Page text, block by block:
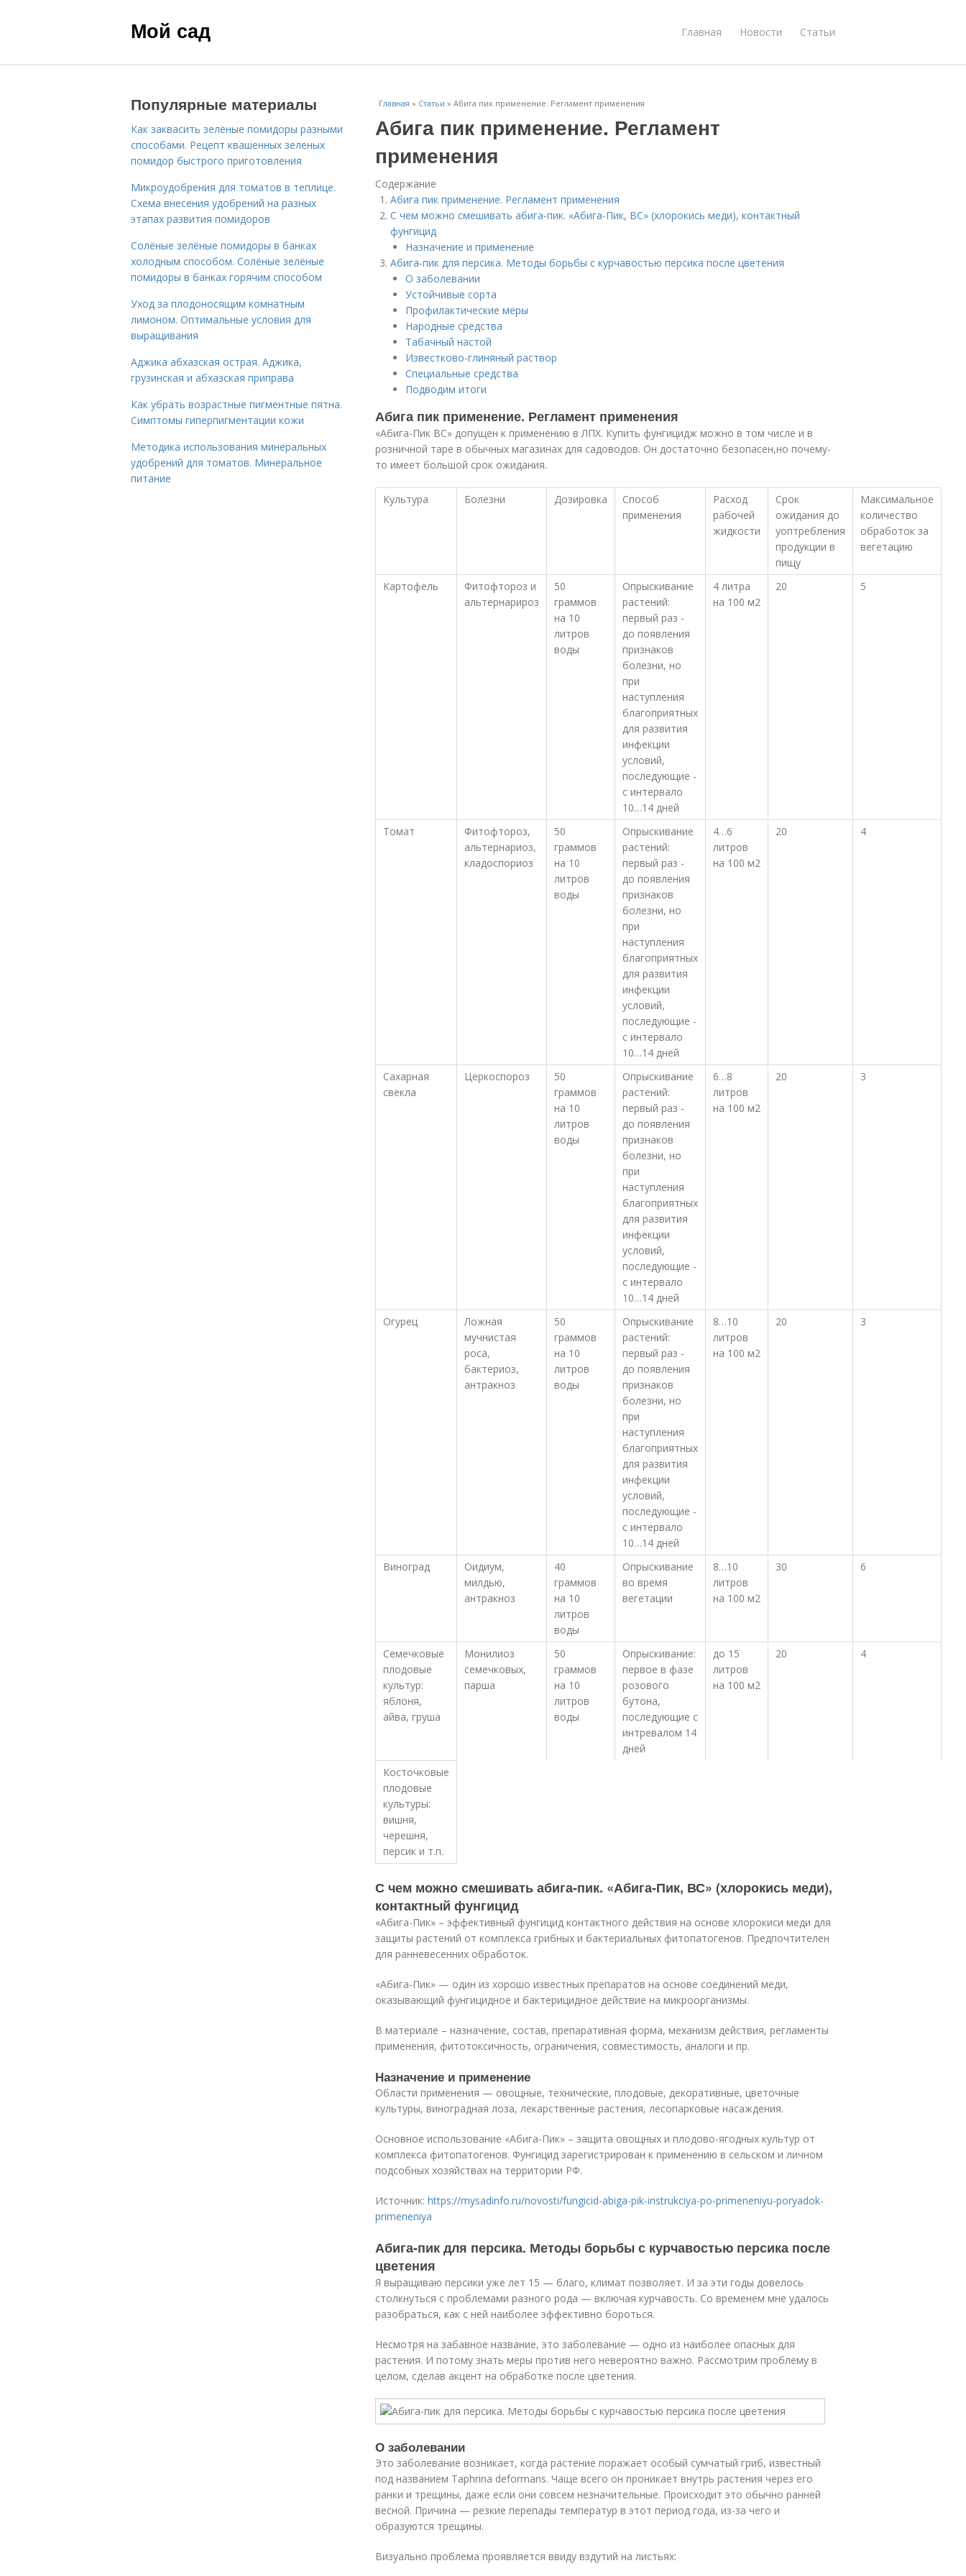
Мой сад Главная Новости Статьи
Главная » Статьи » Абига пик применение. Регламент применения
Абига пик применение. Регламент
применения
Содержание
Абига пик применение. Регламент применения
С чем можно смешивать абига-пик. «Абига-Пик, ВС» (хлорокись меди), контактный
фунгицид
Назначение и применение
Абига-пик для персика. Методы борьбы с курчавостью персика после цветения
О заболевании
Устойчивые сорта
Профилактические меры
Народные средства
Табачный настой
Известково-глиняный раствор
Специальные средства
Подводим итоги
Абига пик применение. Регламент применения
«Абига-Пик ВС» допущен к применению в ЛПХ. Купить фунгицидж можно в том числе и в
розничной таре в обычных магазинах для садоводов. Он достаточно безопасен,но почему-
то имеет большой срок ожидания.
Культура Болезни Дозировка
Способ
применения
Расход
рабочей
жидкости
Срок
ожидания до
уоптребления
продукции в
пищу
Максимальное
количество
обработок за
вегетацию
Картофель
Фитофтороз и
альтернарироз
50
граммов
на 10
литров
воды
Опрыскивание
растений:
первый раз -
до появления
признаков
болезни, но
при
наступления
благоприятных
для развития
инфекции
условий,
последующие -
с интервало
10…14 дней
4 литра
на 100 м2
20 5
Томат
Фитофтороз,
альтернариоз,
кладоспориоз
50
граммов
на 10
литров
воды
Опрыскивание
растений:
первый раз -
до появления
признаков
болезни, но
при
наступления
благоприятных
для развития
инфекции
условий,
последующие -
с интервало
10…14 дней
4…6
литров
на 100 м2
20 4
Сахарная
свекла
Церкоспороз
50
граммов
на 10
литров
воды
Опрыскивание
растений:
первый раз -
до появления
признаков
болезни, но
при
наступления
благоприятных
для развития
инфекции
условий,
последующие -
с интервало
10…14 дней
6…8
литров
на 100 м2
20 3
Огурец
Ложная
мучнистая
роса,
бактериоз,
антракноз
50
граммов
на 10
литров
воды
Опрыскивание
растений:
первый раз -
до появления
признаков
болезни, но
при
наступления
благоприятных
для развития
инфекции
условий,
последующие -
с интервало
10…14 дней
8…10
литров
на 100 м2
20 3
Виноград
Оидиум,
милдью,
антракноз
40
граммов
на 10
литров
воды
Опрыскивание
во время
вегетации
8…10
литров
на 100 м2
30 6
Семечковые
плодовые
культур:
яблоня,
айва, груша
Монилиоз
семечковых,
парша
50
граммов
на 10
литров
воды
Опрыскивание:
первое в фазе
розового
бутона,
последующие с
интревалом 14
дней
до 15
литров
на 100 м2
20 4
Косточковые
плодовые
культуры:
вишня,
черешня,
персик и т.п.
С чем можно смешивать абига-пик. «Абига-Пик, ВС» (хлорокись меди),
контактный фунгицид
«Абига-Пик» – эффективный фунгицид контактного действия на основе хлорокиси меди для
защиты растений от комплекса грибных и бактериальных фитопатогенов. Предпочтителен
для ранневесенних обработок.
«Абига-Пик» — один из хорошо известных препаратов на основе соединений меди,
оказывающий фунгицидное и бактерицидное действие на микроорганизмы.
В материале – назначение, состав, препаративная форма, механизм действия, регламенты
применения, фитотоксичность, ограничения, совместимость, аналоги и пр.
Назначение и применение
Области применения — овощные, технические, плодовые, декоративные, цветочные
культуры, виноградная лоза, лекарственные растения, лесопарковые насаждения.
Основное использование «Абига-Пик» – защита овощных и плодово-ягодных культур от
комплекса фитопатогенов. Фунгицид зарегистрирован к применению в сельском и личном
подсобных хозяйствах на территории РФ.
Источник: https://mysadinfo.ru/novosti/fungicid-abiga-pik-instrukciya-po-primeneniyu-poryadok-
primeneniya
Абига-пик для персика. Методы борьбы с курчавостью персика после
цветения
Я выращиваю персики уже лет 15 — благо, климат позволяет. И за эти годы довелось
столкнуться с проблемами разного рода — включая курчавость. Со временем мне удалось
разобраться, как с ней наиболее эффективно бороться.
Несмотря на забавное название, это заболевание — одно из наиболее опасных для
растения. И потому знать меры против него невероятно важно. Рассмотрим проблему в
целом, сделав акцент на обработке после цветения.
О заболевании
Это заболевание возникает, когда растение поражает особый сумчатый гриб, известный
под названием Taphrina deformans. Чаще всего он проникает внутрь растения через его
ранки и трещины, даже если они совсем незначительные. Происходит это обычно ранней
весной. Причина — резкие перепады температур в этот период года, из-за чего и
образуются трещины.
Визуально проблема проявляется ввиду вздутий на листьях:
Популярные материалы
Как заквасить зелёные помидоры разными
способами. Рецепт квашенных зеленых
помидор быстрого приготовления
Микроудобрения для томатов в теплице.
Схема внесения удобрений на разных
этапах развития помидоров
Солёные зелёные помидоры в банках
холодным способом. Солёные зелёные
помидоры в банках горячим способом
Уход за плодоносящим комнатным
лимоном. Оптимальные условия для
выращивания
Аджика абхазская острая. Аджика,
грузинская и абхазская приправа
Как убрать возрастные пигментные пятна.
Симптомы гиперпигментации кожи
Методика использования минеральных
удобрений для томатов. Минеральное
питание